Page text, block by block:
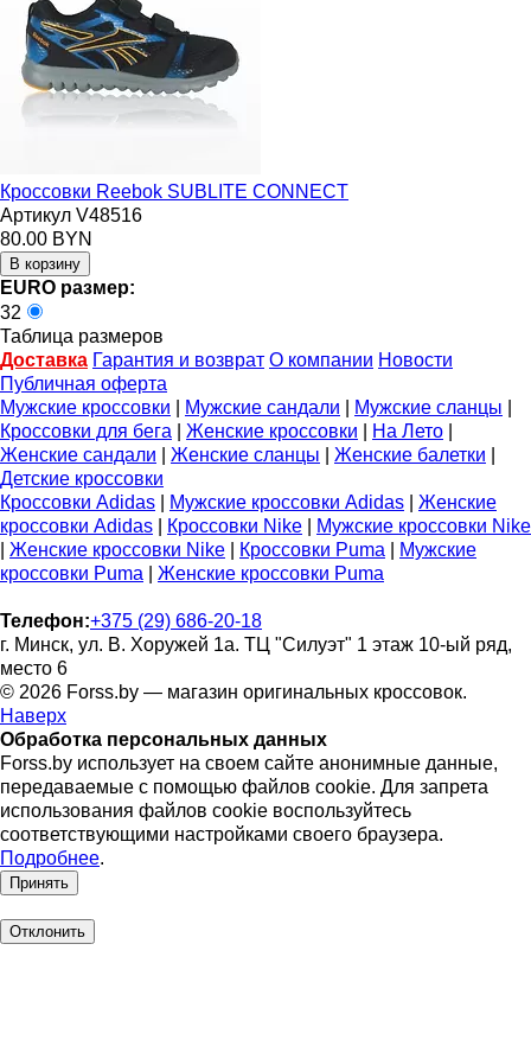
Кроссовки Reebok SUBLITE CONNECT
Артикул V48516
80.00 BYN
EURO размер:
32
Таблица размеров
Доставка Гарантия и возврат О компании Новости
Публичная оферта
Мужские кроссовки
Мужские сандали Мужские сланцы
Кроссовки для бега
Женские кроссовки На Лето
Женские сандали
Женские сланцы Женские балетки
Детские кроссовки
Кроссовки Adidas
Мужские кроссовки Adidas
Женские
кроссовки Adidas
Кроссовки Nike
Мужские кроссовки Nike
Женские кроссовки Nike Кроссовки Puma
Мужские
кроссовки Puma
Женские кроссовки Puma
Телефон:+375 (29) 686-20-18
г. Минск, ул. В. Хоружей 1а. ТЦ "Силуэт" 1 этаж 10-ый ряд,
место 6
© 2026 Forss.by — магазин оригинальных кроссовок.
Наверх
Обработка персональных данных
Forss.by использует на своем сайте анонимные данные,
передаваемые с помощью файлов cookie. Для запрета
использования файлов cookie воспользуйтесь
соответствующими настройками своего браузера.
Подробнее.
Принять
Отклонить